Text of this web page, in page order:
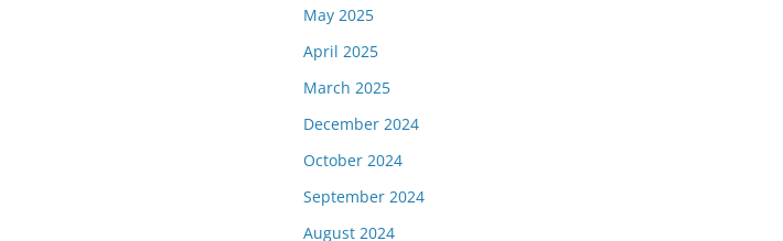
May 2025
April 2025
March 2025
December 2024
October 2024
September 2024
August 2024